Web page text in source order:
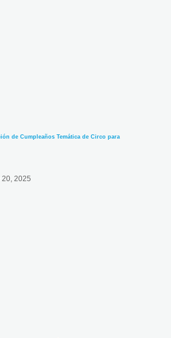
de Cumpleaños Temática de Circo para
2025